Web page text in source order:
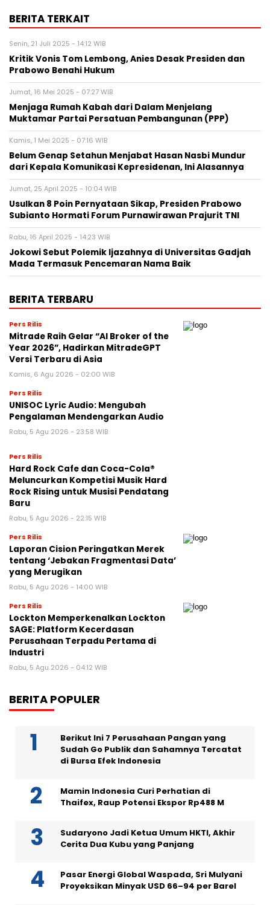
BERITA TERKAIT
Senin, 21 Juli 2025 - 14:12 WIB
Kritik Vonis Tom Lembong, Anies Desak Presiden dan
Prabowo Benahi Hukum
Jumat, 16 Mei 2025 - 07:27 WIB
Menjaga Rumah Kabah dari Dalam Menjelang
Muktamar Partai Persatuan Pembangunan (PPP)
Kamis, 1 Mei 2025 - 07:16 WIB
Belum Genap Setahun Menjabat Hasan Nasbi Mundur
dari Kepala Komunikasi Kepresidenan, Ini Alasannya
Jumat, 25 April 2025 - 10:04 WIB
Usulkan 8 Poin Pernyataan Sikap, Presiden Prabowo
Subianto Hormati Forum Purnawirawan Prajurit TNI
Rabu, 16 April 2025 - 14:23 WIB
Jokowi Sebut Polemik Ijazahnya di Universitas Gadjah
Mada Termasuk Pencemaran Nama Baik
BERITA TERBARU
Pers Rilis
Mitrade Raih Gelar “AI Broker of the
Year 2026”, Hadirkan MitradeGPT
Versi Terbaru di Asia
Kamis, 6 Agu 2026 - 02:00 WIB
Pers Rilis
UNISOC Lyric Audio: Mengubah
Pengalaman Mendengarkan Audio
Rabu, 5 Agu 2026 - 23:58 WIB
Pers Rilis
Hard Rock Cafe dan Coca-Cola®
Meluncurkan Kompetisi Musik Hard
Rock Rising untuk Musisi Pendatang
Baru
Rabu, 5 Agu 2026 - 22:15 WIB
Pers Rilis
Laporan Cision Peringatkan Merek
tentang ‘Jebakan Fragmentasi Data’
yang Merugikan
Rabu, 5 Agu 2026 - 14:00 WIB
Pers Rilis
Lockton Memperkenalkan Lockton
SAGE: Platform Kecerdasan
Perusahaan Terpadu Pertama di
Industri
Rabu, 5 Agu 2026 - 04:12 WIB
BERITA POPULER
Berikut Ini 7 Perusahaan Pangan yang
Sudah Go Publik dan Sahamnya Tercatat
di Bursa Efek Indonesia
Mamin Indonesia Curi Perhatian di
Thaifex, Raup Potensi Ekspor Rp488 M
Sudaryono Jadi Ketua Umum HKTI, Akhir
Cerita Dua Kubu yang Panjang
Pasar Energi Global Waspada, Sri Mulyani
Proyeksikan Minyak USD 66–94 per Barel